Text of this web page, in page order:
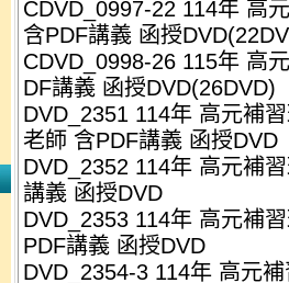
CDVD_0997-22 114年 高
含PDF講義 函授
CDVD_0998-26 115年 高
DF講義 函授DVD(26DVD)
DVD_2351 114年 高元補
老師 含PDF講義 函授DVD
DVD_2352 114年 高元補
講義 函授DVD
DVD_2353 114年 高元補
PDF講義 函授DVD
DVD_2354-3 114年 高元